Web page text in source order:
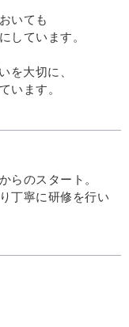
いても
しています。
を大切に、
います。
らのスタート。
丁寧に研修を行い